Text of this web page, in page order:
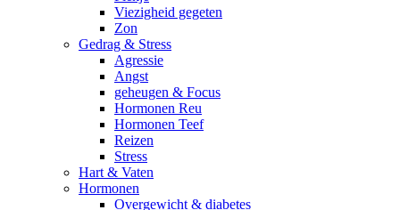
Viezigheid gegeten
Zon
Gedrag & Stress
Agressie
Angst
geheugen & Focus
Hormonen Reu
Hormonen Teef
Reizen
Stress
Hart & Vaten
Hormonen
Overgewicht & diabetes